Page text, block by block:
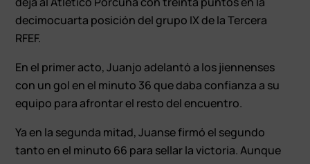
decimocuarta posición del grupo IX de la Tercera
RFEF.
En el primer acto, Juanjo adelantó a los jiennenses
con un gol en el minuto 36 que daba confianza a su
equipo para afrontar el resto del encuentro.
Ya en la segunda mitad, Juanse firmó el segundo
tanto en el minuto 66 para sellar la victoria. Aunque